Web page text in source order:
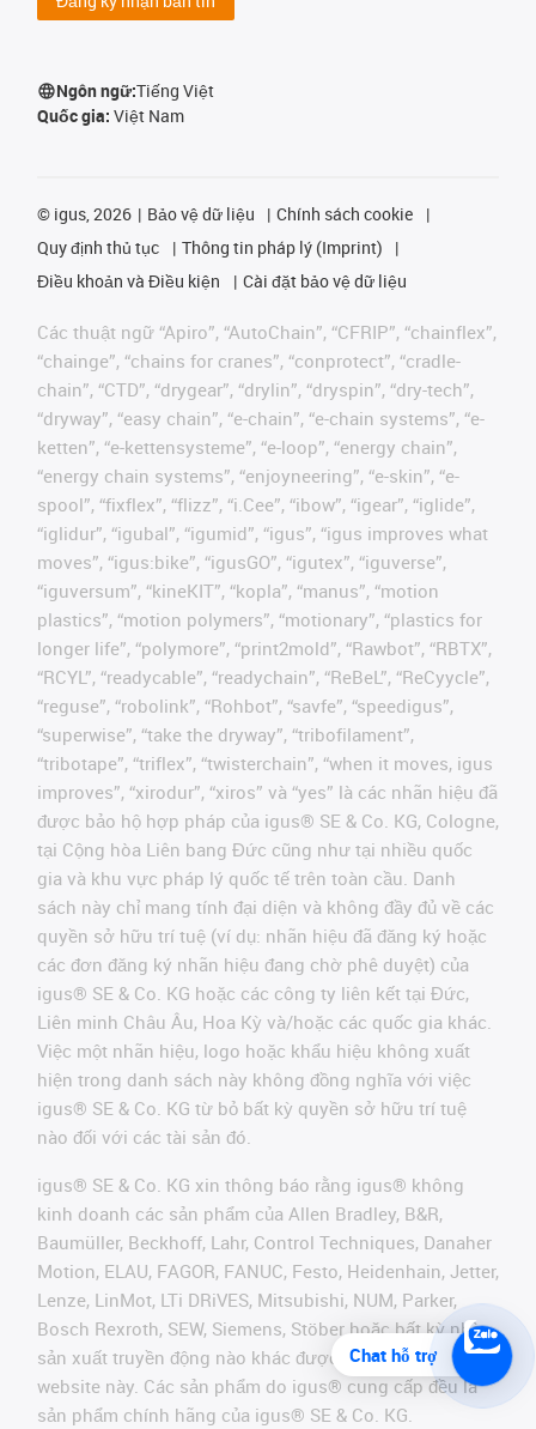
Ngôn ngữ:Tiếng Việt
Quốc gia: Việt Nam
© igus, 2026 Bảo vệ dữ liệu
Chính sách cookie
Quy định thủ tục
Thông tin pháp lý (Imprint)
Điều khoản và Điều kiện
Cài đặt bảo vệ dữ liệu
Các thuật ngữ “Apiro”, “AutoChain”, “CFRIP”, “chainflex”,
“chainge”, “chains for cranes”, “conprotect”, “cradle-
chain”, “CTD”, “drygear”, “drylin”, “dryspin”, “dry-tech”,
“dryway”, “easy chain”, “e-chain”, “e-chain systems”, “e-
ketten”, “e-kettensysteme”, “e-loop”, “energy chain”,
“energy chain systems”, “enjoyneering”, “e-skin”, “e-
spool”, “fixflex”, “flizz”, “i.Cee”, “ibow”, “igear”, “iglide”,
“iglidur”, “igubal”, “igumid”, “igus”, “igus improves what
moves”, “igus:bike”, “igusGO”, “igutex”, “iguverse”,
“iguversum”, “kineKIT”, “kopla”, “manus”, “motion
plastics”, “motion polymers”, “motionary”, “plastics for
longer life”, “polymore”, “print2mold”, “Rawbot”, “RBTX”,
“RCYL”, “readycable”, “readychain”, “ReBeL”, “ReCyycle”,
“reguse”, “robolink”, “Rohbot”, “savfe”, “speedigus”,
“superwise”, “take the dryway”, “tribofilament”,
“tribotape”, “triflex”, “twisterchain”, “when it moves, igus
improves”, “xirodur”, “xiros” và “yes” là các nhãn hiệu đã
được bảo hộ hợp pháp của igus® SE & Co. KG, Cologne,
tại Cộng hòa Liên bang Đức cũng như tại nhiều quốc
gia và khu vực pháp lý quốc tế trên toàn cầu. Danh
sách này chỉ mang tính đại diện và không đầy đủ về các
quyền sở hữu trí tuệ (ví dụ: nhãn hiệu đã đăng ký hoặc
các đơn đăng ký nhãn hiệu đang chờ phê duyệt) của
igus® SE & Co. KG hoặc các công ty liên kết tại Đức,
Liên minh Châu Âu, Hoa Kỳ và/hoặc các quốc gia khác.
Việc một nhãn hiệu, logo hoặc khẩu hiệu không xuất
hiện trong danh sách này không đồng nghĩa với việc
igus® SE & Co. KG từ bỏ bất kỳ quyền sở hữu trí tuệ
nào đối với các tài sản đó.
igus® SE & Co. KG xin thông báo rằng igus® không
kinh doanh các sản phẩm của Allen Bradley, B&R,
Baumüller, Beckhoff, Lahr, Control Techniques, Danaher
Motion, ELAU, FAGOR, FANUC, Festo, Heidenhain, Jetter,
Lenze, LinMot, LTi DRiVES, Mitsubishi, NUM, Parker,
Bosch Rexroth, SEW, Siemens, Stöber hoặc bất kỳ nhà
sản xuất truyền động nào khác được đề cập trên
website này. Các sản phẩm do igus® cung cấp đều là
sản phẩm chính hãng của igus® SE & Co. KG.
Chat hỗ trợ